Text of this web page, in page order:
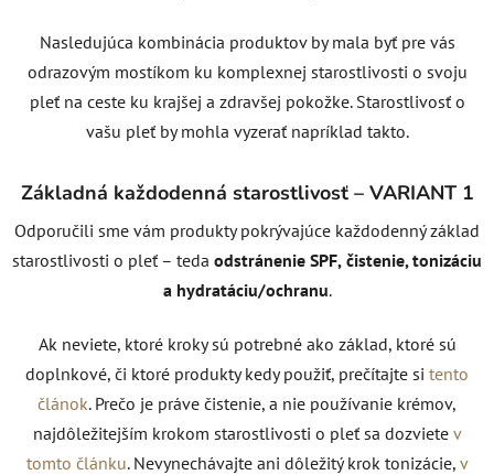
Nasledujúca kombinácia produktov by mala byť pre vás
odrazovým mostíkom ku komplexnej starostlivosti o svoju
pleť na ceste ku krajšej a zdravšej pokožke. Starostlivosť o
vašu pleť by mohla vyzerať napríklad takto.
Základná každodenná starostlivosť – VARIANT 1
Odporučili sme vám produkty pokrývajúce každodenný základ
starostlivosti o pleť – teda odstránenie SPF, čistenie, tonizáciu
a hydratáciu/ochranu.
Ak neviete, ktoré kroky sú potrebné ako základ, ktoré sú
doplnkové, či ktoré produkty kedy použiť, prečítajte si tento
článok. Prečo je práve čistenie, a nie používanie krémov,
najdôležitejším krokom starostlivosti o pleť sa dozviete v
tomto článku. Nevynechávajte ani dôležitý krok tonizácie, v